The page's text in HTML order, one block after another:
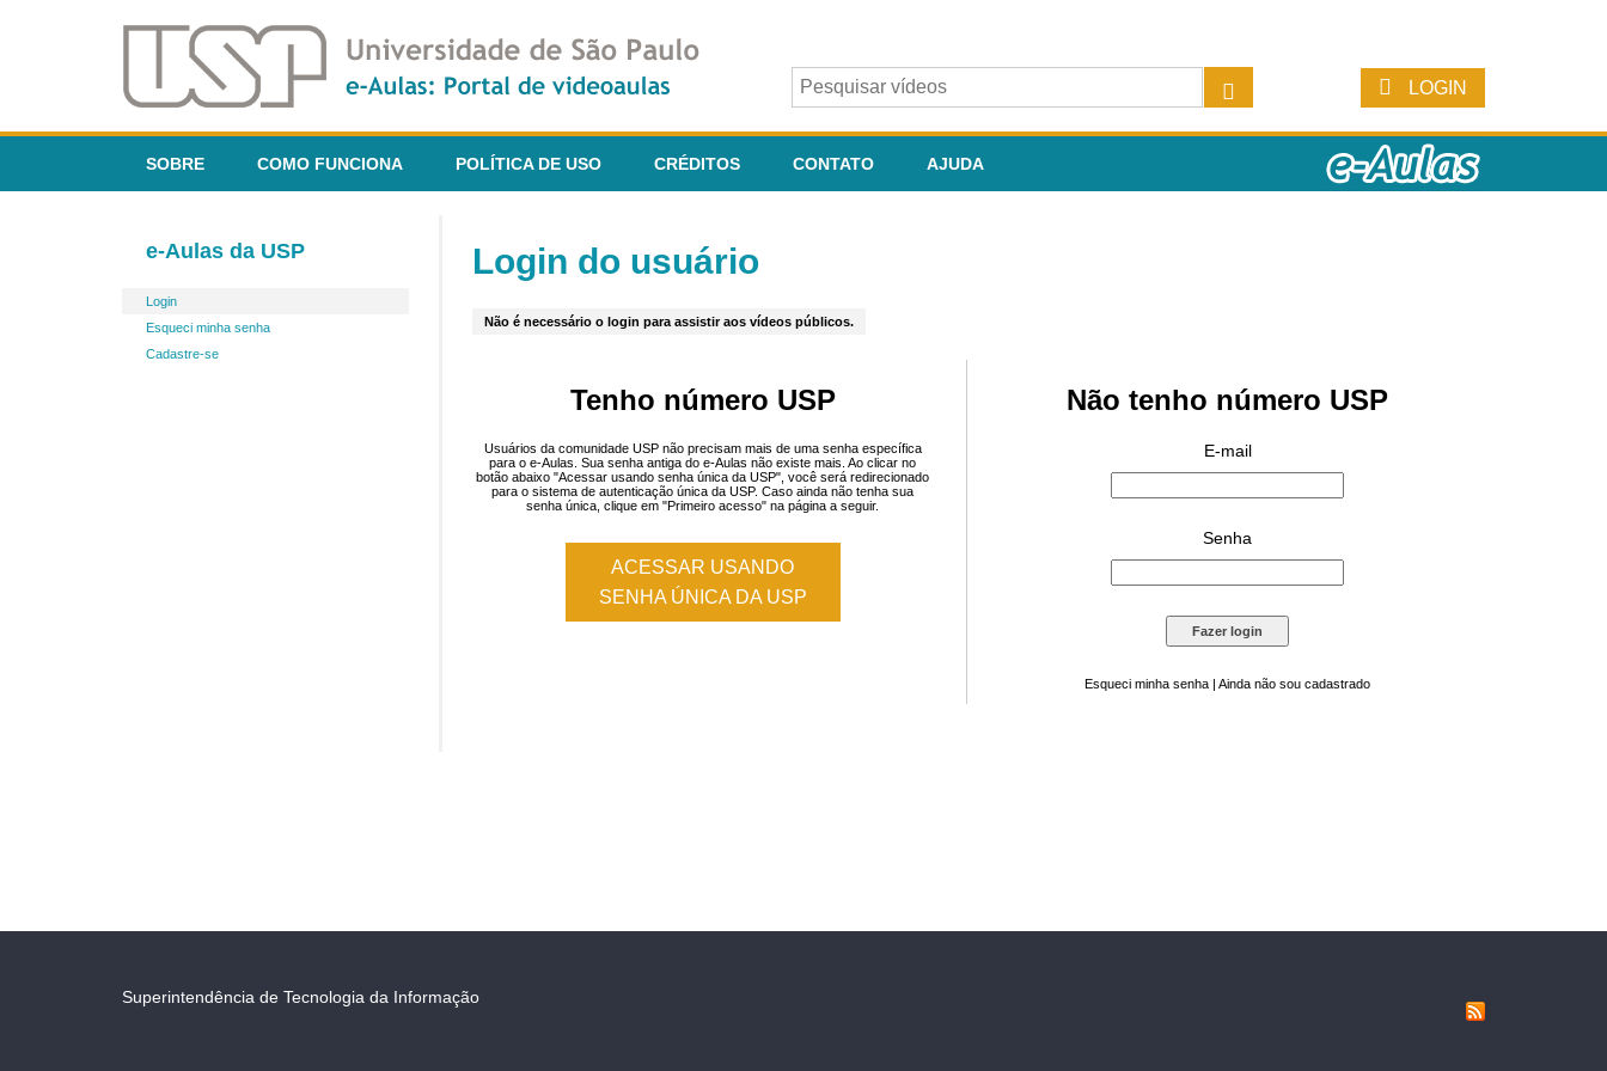
LOGIN
SOBRE COMO FUNCIONA POLÍTICA DE USO CRÉDITOS CONTATO AJUDA
e-Aulas da USP
Login
Esqueci minha senha
Cadastre-se
Login do usuário
Não é necessário o login para assistir aos vídeos públicos.
Tenho número USP
Usuários da comunidade USP não precisam mais de uma senha específica
para o e-Aulas. Sua senha antiga do e-Aulas não existe mais. Ao clicar no
botão abaixo "Acessar usando senha única da USP", você será redirecionado
para o sistema de autenticação única da USP. Caso ainda não tenha sua
senha única, clique em "Primeiro acesso" na página a seguir.
ACESSAR USANDO
SENHA ÚNICA DA USP
Não tenho número USP
E-mail
Senha
Esqueci minha senha | Ainda não sou cadastrado
Superintendência de Tecnologia da Informação